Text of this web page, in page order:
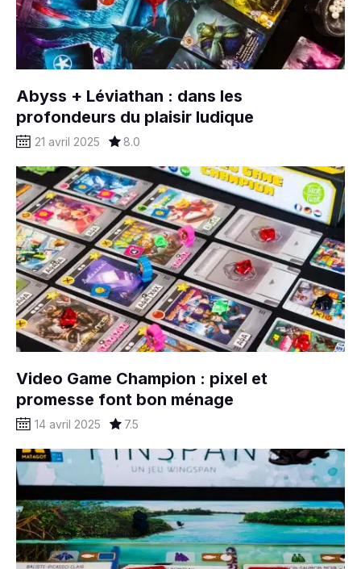
Abyss + Léviathan : dans les
profondeurs du plaisir ludique
21 avril 2025 8.0
Video Game Champion : pixel et
promesse font bon ménage
14 avril 2025 7.5